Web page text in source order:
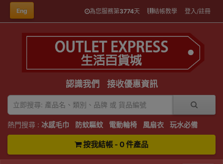
Eng 為您服務第3774天 結帳教學 登入/註冊
認識我們 接收優惠資訊
熱門搜尋 : 冰感毛巾 防蚊驅蚊 電動輪椅 風扇衣 玩水必備
按我結帳 - 0 件產品